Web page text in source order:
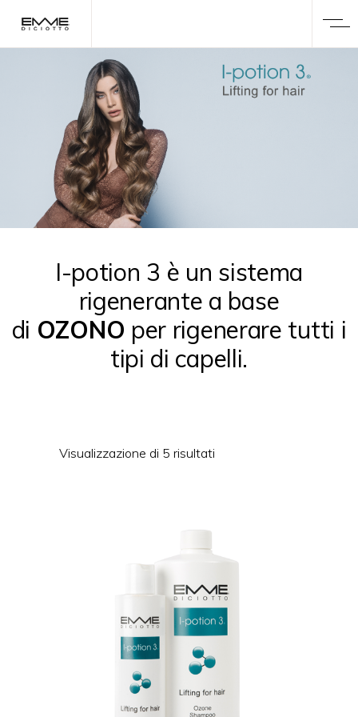
I-potion 3 è un sistema
rigenerante a base
di OZONO per rigenerare tutti i
tipi di capelli.
Visualizzazione di 5 risultati